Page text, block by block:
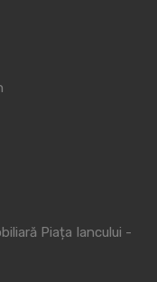
Piața Iancului -